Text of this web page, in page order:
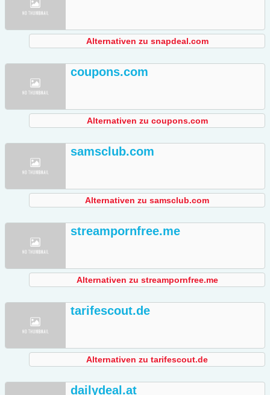
Alternativen zu snapdeal.com
coupons.com
Alternativen zu coupons.com
samsclub.com
Alternativen zu samsclub.com
streampornfree.me
Alternativen zu streampornfree.me
tarifescout.de
Alternativen zu tarifescout.de
dailydeal.at